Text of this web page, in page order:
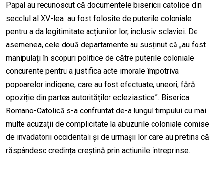
Papal au recunoscut că documentele bisericii catolice din
secolul al XV-lea au fost folosite de puterile coloniale
pentru a da legitimitate acțiunilor lor, inclusiv sclaviei. De
asemenea, cele două departamente au susținut că „au fost
manipulați în scopuri politice de către puterile coloniale
concurente pentru a justifica acte imorale împotriva
popoarelor indigene, care au fost efectuate, uneori, fără
opoziție din partea autorităților ecleziastice”. Biserica
Romano-Catolică s-a confruntat de-a lungul timpului cu mai
multe acuzații de complicitate la abuzurile coloniale comise
de invadatorii occidentali și de urmașii lor care au pretins că
răspândesc credința creștină prin acțiunile întreprinse.